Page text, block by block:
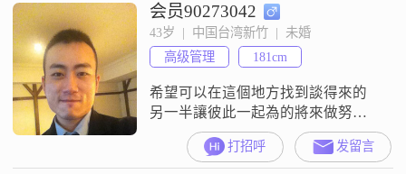
会员90273042
43岁  |  中国台湾新竹  |  未婚
高级管理
181cm
希望可以在這個地方找到談得來的
另一半讓彼此一起為的將來做努力
也祝福各位找到屬於自己的幸福
打招呼 发留言